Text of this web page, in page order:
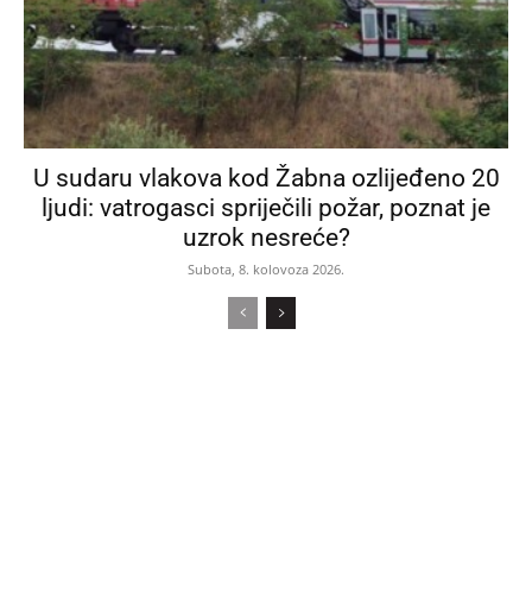
U sudaru vlakova kod Žabna ozlijeđeno 20
ljudi: vatrogasci spriječili požar, poznat je
uzrok nesreće?
Subota, 8. kolovoza 2026.